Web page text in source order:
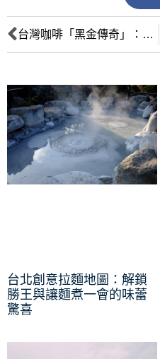
台灣咖啡「黑金傳奇」：藝伎、鐵比卡等本土品種競賽崛起之路
台北創意拉麵地圖：解鎖
勝王與讓麵煮一會的味蕾
驚喜